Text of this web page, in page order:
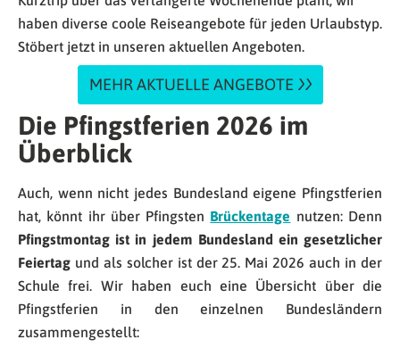
haben diverse coole Reiseangebote für jeden Urlaubstyp.
Stöbert jetzt in unseren aktuellen Angeboten.
MEHR AKTUELLE ANGEBOTE
Die Pfingstferien 2026 im
Überblick
Auch, wenn nicht jedes Bundesland eigene Pfingstferien
hat, könnt ihr über Pfingsten Brückentage nutzen: Denn
Pfingstmontag ist in jedem Bundesland ein gesetzlicher
Feiertag und als solcher ist der 25. Mai 2026 auch in der
Schule frei. Wir haben euch eine Übersicht über die
Pfingstferien in den einzelnen Bundesländern
zusammengestellt: